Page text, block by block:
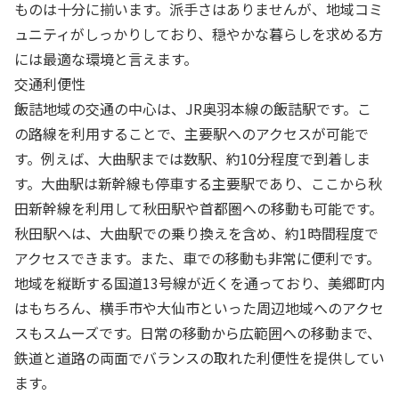
ものは十分に揃います。派手さはありませんが、地域コミ
ュニティがしっかりしており、穏やかな暮らしを求める方
には最適な環境と言えます。
交通利便性
飯詰地域の交通の中心は、JR奥羽本線の飯詰駅です。こ
の路線を利用することで、主要駅へのアクセスが可能で
す。例えば、大曲駅までは数駅、約10分程度で到着しま
す。大曲駅は新幹線も停車する主要駅であり、ここから秋
田新幹線を利用して秋田駅や首都圏への移動も可能です。
秋田駅へは、大曲駅での乗り換えを含め、約1時間程度で
アクセスできます。また、車での移動も非常に便利です。
地域を縦断する国道13号線が近くを通っており、美郷町内
はもちろん、横手市や大仙市といった周辺地域へのアクセ
スもスムーズです。日常の移動から広範囲への移動まで、
鉄道と道路の両面でバランスの取れた利便性を提供してい
ます。